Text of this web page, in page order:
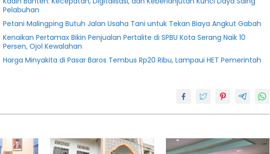
Pelabuhan
Petani Malingping Butuh Jalan Usaha Tani untuk Tekan Biaya Angkut Gabah
Kenaikan Pertamax Bikin Penjualan Pertalite di SPBU Kota Serang Naik 10
Persen, Ojol Kewalahan
Harga Minyakita di Pasar Baros Tembus Rp20 Ribu, Lampaui HET Pemerintah
Berita
featured